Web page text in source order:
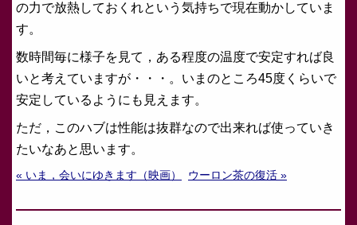
の力で放熱しておくれという気持ちで現在動かしていま
す。
数時間毎に様子を見て，ある程度の温度で安定すれば良
いと考えていますが・・・。いまのところ45度くらいで
安定しているようにも見えます。
ただ，このハブは性能は抜群なので出来れば使っていき
たいなあと思います。
« いま，会いにゆきます（映画） ウーロン茶の復活 »